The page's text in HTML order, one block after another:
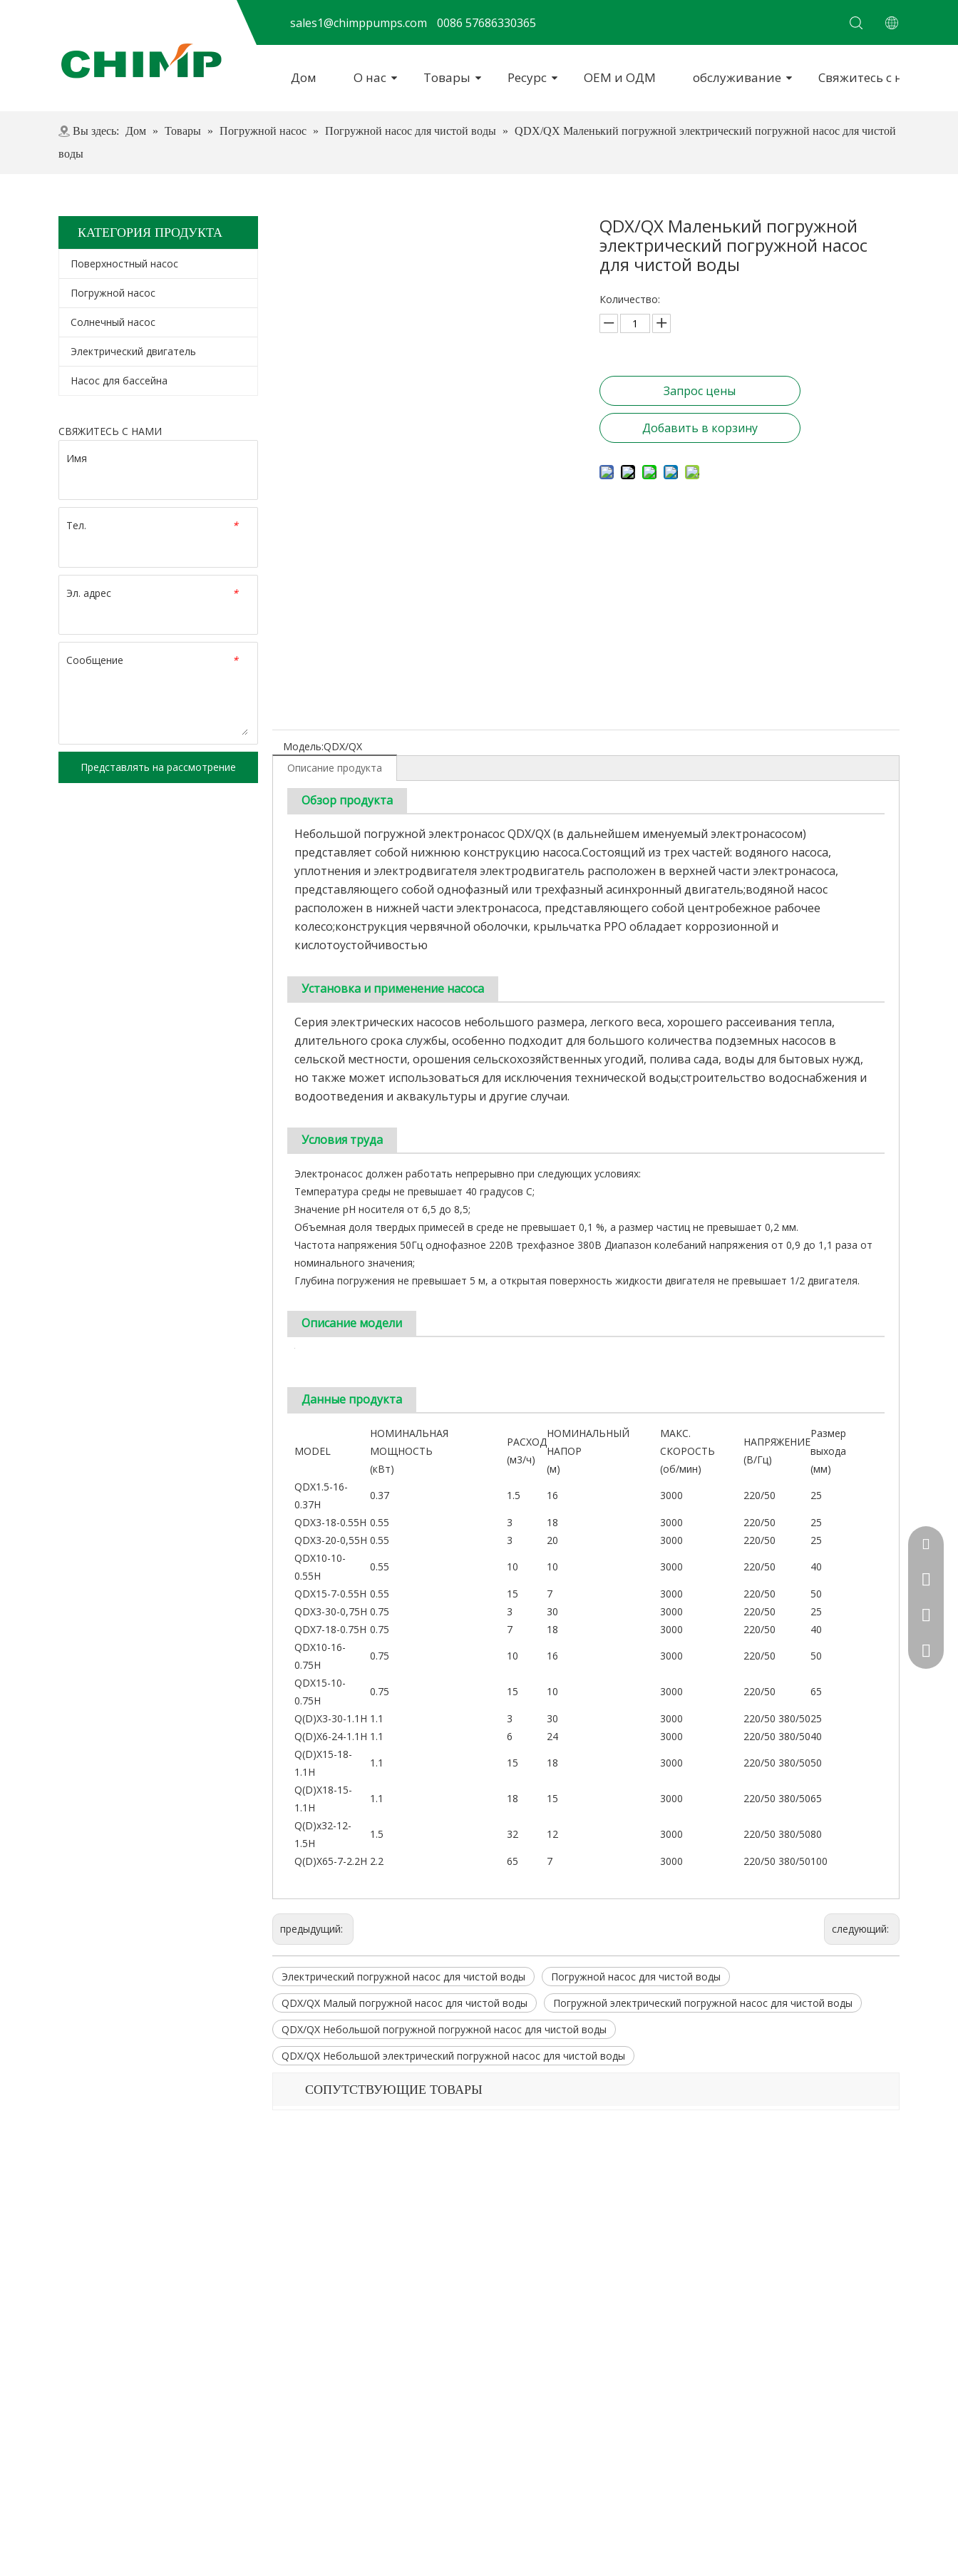
sales1@chimppumps.com 0086 57686330365
Дом О нас Товары Ресурс ОЕМ и ОДМ обслуживание Свяжитесь с нами
Вы здесь: Дом » Товары » Погружной насос » Погружной насос для чистой воды » QDX/QX Маленький погружной электрический погружной насос для чистой
воды
КАТЕГОРИЯ ПРОДУКТА
Поверхностный насос
Погружной насос
Солнечный насос
Электрический двигатель
Насос для бассейна
СВЯЖИТЕСЬ С НАМИ
Имя
*
Тел.
*
Эл. адрес
*
Сообщение
Представлять на рассмотрение
QDX/QX Маленький погружной
электрический погружной насос
для чистой воды
Количество:
Запрос цены
Добавить в корзину
Модель:QDX/QX
Описание продукта
Обзор продукта
Небольшой погружной электронасос QDX/QX (в дальнейшем именуемый электронасосом)
представляет собой нижнюю конструкцию насоса.Состоящий из трех частей: водяного насоса,
уплотнения и электродвигателя электродвигатель расположен в верхней части электронасоса,
представляющего собой однофазный или трехфазный асинхронный двигатель;водяной насос
расположен в нижней части электронасоса, представляющего собой центробежное рабочее
колесо;конструкция червячной оболочки, крыльчатка PPO обладает коррозионной и
кислотоустойчивостью
Установка и применение насоса
Серия электрических насосов небольшого размера, легкого веса, хорошего рассеивания тепла,
длительного срока службы, особенно подходит для большого количества подземных насосов в
сельской местности, орошения сельскохозяйственных угодий, полива сада, воды для бытовых нужд,
но также может использоваться для исключения технической воды;строительство водоснабжения и
водоотведения и аквакультуры и другие случаи.
Условия труда
Электронасос должен работать непрерывно при следующих условиях:
Температура среды не превышает 40 градусов С;
Значение рН носителя от 6,5 до 8,5;
Объемная доля твердых примесей в среде не превышает 0,1 %, а размер частиц не превышает 0,2 мм.
Частота напряжения 50Гц однофазное 220В трехфазное 380В Диапазон колебаний напряжения от 0,9 до 1,1 раза от
номинального значения;
Глубина погружения не превышает 5 м, а открытая поверхность жидкости двигателя не превышает 1/2 двигателя.
Описание модели
Данные продукта
MODEL
НОМИНАЛЬНАЯ
МОЩНОСТЬ
(кВт)
РАСХОД
(м3/ч)
НОМИНАЛЬНЫЙ
НАПОР
(м)
МАКС.
СКОРОСТЬ
(об/мин)
НАПРЯЖЕНИЕ
(В/Гц)
Размер
выхода
(мм)
QDX1.5-16-
0.37H
0.37 1.5 16 3000 220/50
25
QDX3-18-0.55H 0.55 3 18 3000 220/50
25
QDX3-20-0,55H 0.55 3 20 3000 220/50
25
QDX10-10-
0.55H
0.55 10 10 3000 220/50
40
QDX15-7-0.55H 0.55 15 7 3000 220/50
50
QDX3-30-0,75H 0.75 3 30 3000 220/50
25
QDX7-18-0.75H 0.75 7 18 3000 220/50
40
QDX10-16-
0.75H
0.75 10 16 3000 220/50
50
QDX15-10-
0.75H
0.75 15 10 3000 220/50
65
Q(D)X3-30-1.1H 1.1 3 30 3000 220/50 380/5025
Q(D)X6-24-1.1H 1.1 6 24 3000 220/50 380/5040
Q(D)X15-18-
1.1H
1.1 15 18 3000 220/50 380/5050
Q(D)X18-15-
1.1H
1.1 18 15 3000 220/50 380/5065
Q(D)x32-12-
1.5H
1.5 32 12 3000 220/50 380/5080
Q(D)X65-7-2.2H 2.2 65 7 3000 220/50 380/50100
предыдущий: следующий:
Электрический погружной насос для чистой воды
Погружной насос для чистой воды
QDX/QX Малый погружной насос для чистой воды
Погружной электрический погружной насос для чистой воды
QDX/QX Небольшой погружной погружной насос для чистой воды
QDX/QX Небольшой электрический погружной насос для чистой воды
СОПУТСТВУЮЩИЕ ТОВАРЫ